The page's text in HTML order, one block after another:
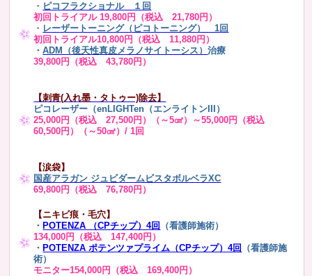
・ ピコフラクショナル １回
初回トライアル 19,800円（税込 21,780円）
・ レーザートーニング（ピコトーニング） 1回
初回トライアル10,800円（税込 11,880円）
・ADM（後天性真皮メラノサイトーシス）治療
39,800円（税込 43,780円）
【刺青(入れ墨・タトゥー)除去】
ピコレーザー（enLIGHTen（エンライトンIII）
25,000円（税込 27,500円）（～5㎠）～55,000円（税込
60,500円）（～50㎠）/ 1回
【涙袋】
国産アラガン ジュビダームビスタボルベラXC
69,800円（税込 76,780円）
【ニキビ痕・毛穴】
・ POTENZA （CPチップ）4回
（看護師施術）
134,000円（税込 147,400円）
・ POTENZA ポテンツァプライム（CPチップ）4回
（看護師施
術）
モニター154,000円（税込 169,400円）